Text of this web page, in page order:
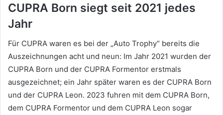
CUPRA Born siegt seit 2021 jedes
Jahr
Für CUPRA waren es bei der „Auto Trophy“ bereits die
Auszeichnungen acht und neun: Im Jahr 2021 wurden der
CUPRA Born und der CUPRA Formentor erstmals
ausgezeichnet; ein Jahr später waren es der CUPRA Born
und der CUPRA Leon. 2023 fuhren mit dem CUPRA Born,
dem CUPRA Formentor und dem CUPRA Leon sogar